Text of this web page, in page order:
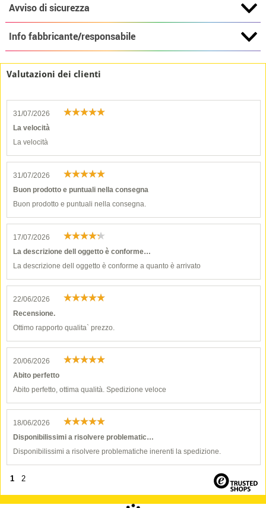
Avviso di sicurezza
Info fabbricante/responsabile
Valutazioni dei clienti
31/07/2026
La velocità
La velocità
31/07/2026
Buon prodotto e puntuali nella consegna
Buon prodotto e puntuali nella consegna.
17/07/2026
La descrizione dell oggetto è conforme…
La descrizione dell oggetto è conforme a quanto è arrivato
22/06/2026
Recensione.
Ottimo rapporto qualita` prezzo.
20/06/2026
Abito perfetto
Abito perfetto, ottima qualità. Spedizione veloce
18/06/2026
Disponibilissimi a risolvere problematic…
Disponibilissimi a risolvere problematiche inerenti la spedizione.
1 2